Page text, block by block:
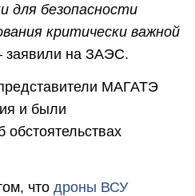
для безопасности
критически важной
на ЗАЭС.
МАГАТЭ
и были
что дроны ВСУ